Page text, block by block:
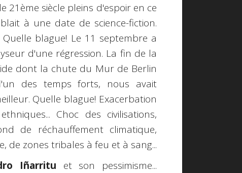
21ème siècle pleins d'espoir en ce
à une date de science-fiction.
Quelle blague! Le 11 septembre a
d'une régression. La fin de la
dont la chute du Mur de Berlin
des temps forts, nous avait
Quelle blague! Exacerbation
Choc des civilisations,
de réchauffement climatique,
de zones tribales à feu et à sang...
Iñarritu et son pessimisme...